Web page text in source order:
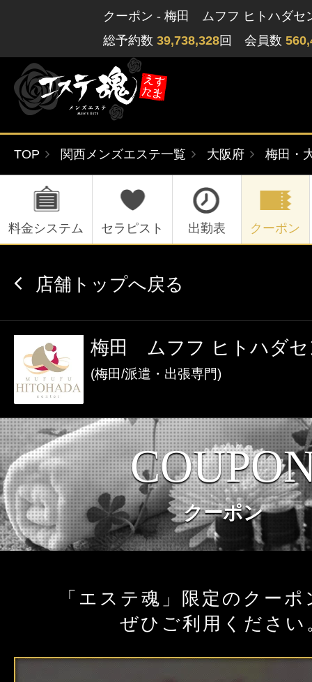
クーポン - 梅田 ムフフ ヒトハダセ
総予約数 39,738,328回 会員数
閲覧履歴
ゲストさん
関西版
北海道・東北版 九州・沖縄版
無料会員登録
ログイン
夏の特集イベント開催中！
激アツなお店を多数掲載！
メンズエステ店
お店を探す
お店検索ページへ
エリアから探す
セラピスト
セラピストを探す
セラピスト検索ページ
本日出勤のセラピスト
TOP 関西メンズエステ一覧 大阪府 梅田・
料金システム セラピスト 出勤表 クーポン
店舗トップへ戻る
梅田 ムフフ ヒトハダセ
(梅田/派遣・出張専門)
クーポン
「エステ魂」限定のクー
ぜひご利用ください